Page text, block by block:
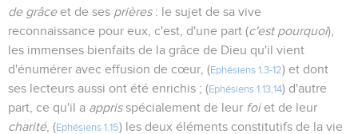
de grâceet de ses prières: le sujet de sa vive
reconnaissance pour eux, c'est, d'une part (c'est pourquoi),
les immenses bienfaits de la grâce de Dieu qu'il vient
d'énumérer avec effusion de cœur, (Ephésiens 1.3-12) et dont
ses lecteurs aussi ont été enrichis ; (Ephésiens 1.13,14) d'autre
part, ce qu'il a apprisspécialement de leur foiet de leur
charité, (Ephésiens 1.15) les deux éléments constitutifs de la vie